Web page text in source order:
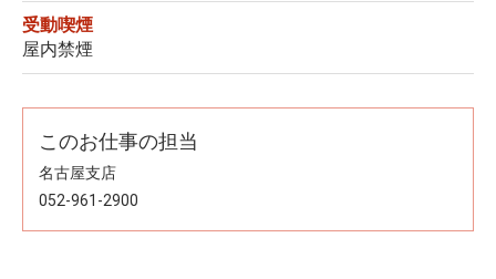
受動喫煙
屋内禁煙
このお仕事の担当
名古屋支店
052-961-2900